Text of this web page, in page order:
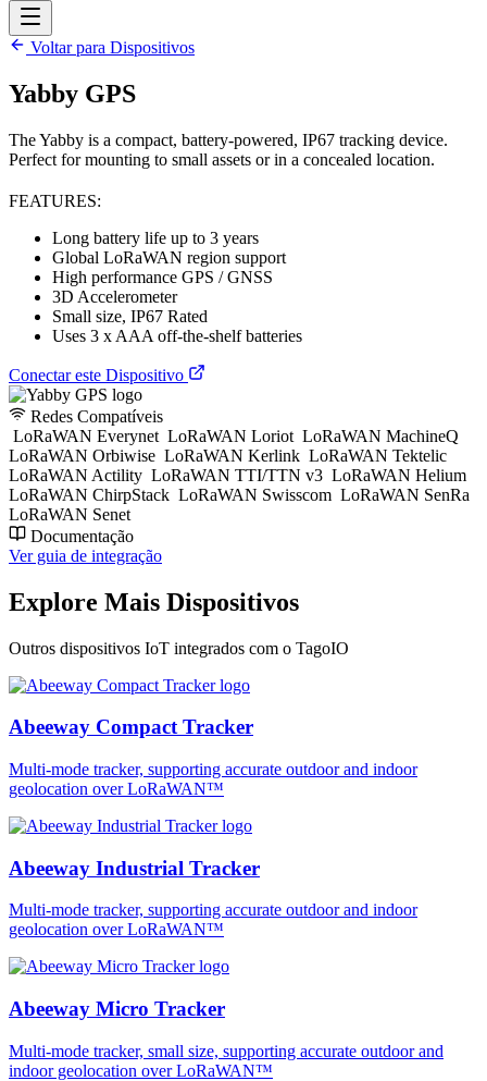
Voltar para Dispositivos
Yabby GPS
The Yabby is a compact, battery-powered, IP67 tracking device.
Perfect for mounting to small assets or in a concealed location.
FEATURES:
Long battery life up to 3 years
Global LoRaWAN region support
High performance GPS / GNSS
3D Accelerometer
Small size, IP67 Rated
Uses 3 x AAA off-the-shelf batteries
Conectar este Dispositivo
Redes Compatíveis
LoRaWAN Everynet LoRaWAN Loriot LoRaWAN MachineQ
LoRaWAN Orbiwise LoRaWAN Kerlink LoRaWAN Tektelic
LoRaWAN Actility LoRaWAN TTI/TTN v3 LoRaWAN Helium
LoRaWAN ChirpStack LoRaWAN Swisscom LoRaWAN SenRa
LoRaWAN Senet
Documentação
Ver guia de integração
Explore Mais Dispositivos
Outros dispositivos IoT integrados com o TagoIO
Abeeway Compact Tracker
Multi-mode tracker, supporting accurate outdoor and indoor
geolocation over LoRaWAN™
Abeeway Industrial Tracker
Multi-mode tracker, supporting accurate outdoor and indoor
geolocation over LoRaWAN™
Abeeway Micro Tracker
Multi-mode tracker, small size, supporting accurate outdoor and
indoor geolocation over LoRaWAN™